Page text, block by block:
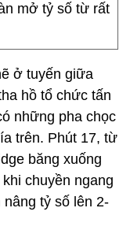
mở tỷ số từ rất
ở tuyến giữa
hồ tổ chức tấn
những pha chọc
trên. Phút 17, từ
băng xuống
chuyền ngang
tỷ số lên 2-